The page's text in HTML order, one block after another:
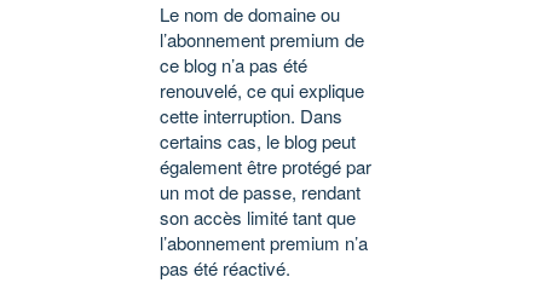
Le nom de domaine ou
l’abonnement premium de
ce blog n’a pas été
renouvelé, ce qui explique
cette interruption. Dans
certains cas, le blog peut
également être protégé par
un mot de passe, rendant
son accès limité tant que
l’abonnement premium n’a
pas été réactivé.